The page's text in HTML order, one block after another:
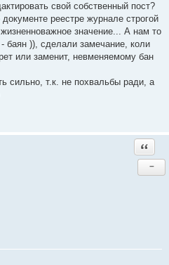
свой собственный пост?
реестре журнале строгой
значение... А нам то
баян )), сделали замечание, коли
или заменит, невменяемому бан
сильно, т.к. не похвальбы ради, а
−